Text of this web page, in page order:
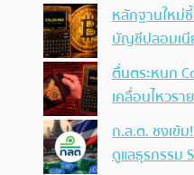
หลักฐานใหม่
บัญชีปลอมเนี
ตื่นตระหนก
เคลื่อนไหวรา
ก.ล.ต. ชงเข้
ดูแลธุรกรรม